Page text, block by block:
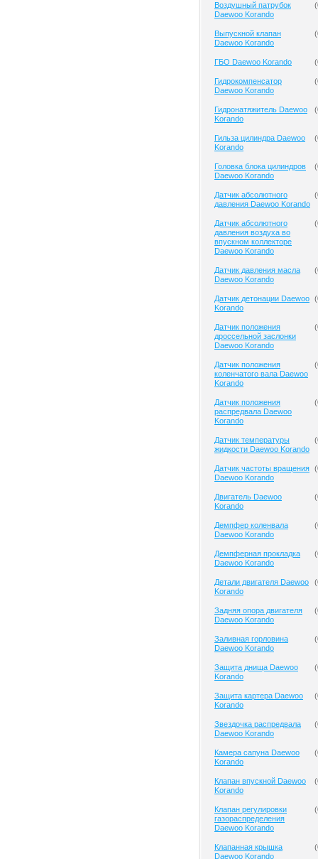
Воздушный патрубок
Daewoo Korando
(
Выпускной клапан
Daewoo Korando
(
ГБО Daewoo Korando (
Гидрокомпенсатор
Daewoo Korando
(
Гидронатяжитель Daewoo
Korando
(
Гильза цилиндра Daewoo
Korando
(
Головка блока цилиндров
Daewoo Korando
(
Датчик абсолютного
давления Daewoo Korando
(
Датчик абсолютного
давления воздуха во
впускном коллекторе
Daewoo Korando
(
Датчик давления масла
Daewoo Korando
(
Датчик детонации Daewoo
Korando
(
Датчик положения
дроссельной заслонки
Daewoo Korando
(
Датчик положения
коленчатого вала Daewoo
Korando
(
Датчик положения
распредвала Daewoo
Korando
(
Датчик температуры
жидкости Daewoo Korando
(
Датчик частоты вращения
Daewoo Korando
(
Двигатель Daewoo
Korando
(
Демпфер коленвала
Daewoo Korando
(
Демпферная прокладка
Daewoo Korando
(
Детали двигателя Daewoo
Korando
(
Задняя опора двигателя
Daewoo Korando
(
Заливная горловина
Daewoo Korando
(
Защита днища Daewoo
Korando
(
Защита картера Daewoo
Korando
(
Звездочка распредвала
Daewoo Korando
(
Камера сапуна Daewoo
Korando
(
Клапан впускной Daewoo
Korando
(
Клапан регулировки
газораспределения
Daewoo Korando
(
Клапанная крышка
Daewoo Korando
(